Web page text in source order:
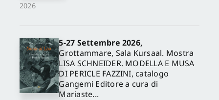
2026
5-27 Settembre 2026,
Grottammare, Sala Kursaal. Mostra
LISA SCHNEIDER. MODELLA E MUSA
DI PERICLE FAZZINI, catalogo
Gangemi Editore a cura di
Mariaste...